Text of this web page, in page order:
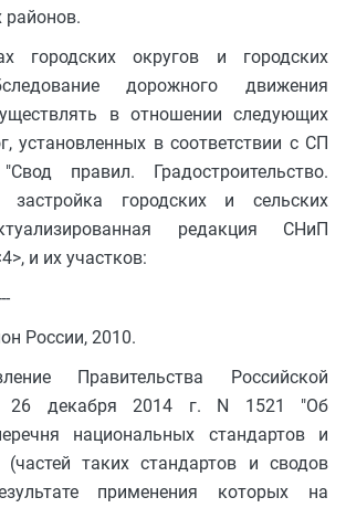
городских округов и городских
дорожного движения
в отношении следующих
установленных в соответствии с СП
правил. Градостроительство.
городских и сельских
редакция СНиП
и их участков:
России, 2010.
Правительства Российской
26 декабря 2014 г. N 1521 "Об
национальных стандартов и
таких стандартов и сводов
применения которых на